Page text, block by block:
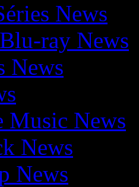
News
ray News
News
Music News
News
News